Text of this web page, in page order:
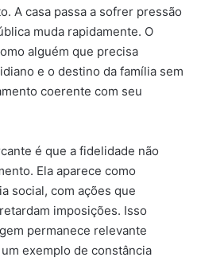
A casa passa a sofrer pressão
muda rapidamente. O
alguém que precisa
e o destino da família sem
coerente com seu
é que a fidelidade não
Ela aparece como
social, com ações que
imposições. Isso
permanece relevante
exemplo de constância